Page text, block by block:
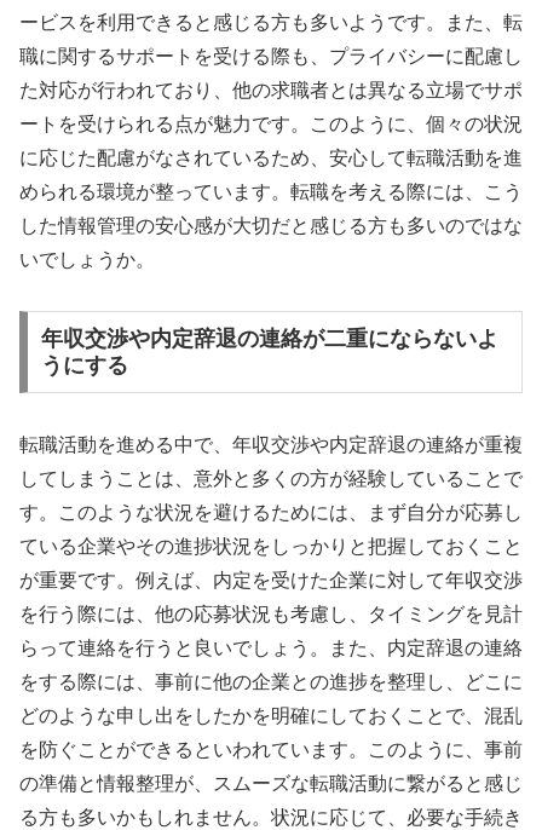
ービスを利用できると感じる方も多いようです。また、転
職に関するサポートを受ける際も、プライバシーに配慮し
た対応が行われており、他の求職者とは異なる立場でサポ
ートを受けられる点が魅力です。このように、個々の状況
に応じた配慮がなされているため、安心して転職活動を進
められる環境が整っています。転職を考える際には、こう
した情報管理の安心感が大切だと感じる方も多いのではな
いでしょうか。
年収交渉や内定辞退の連絡が二重にならないよ
うにする
転職活動を進める中で、年収交渉や内定辞退の連絡が重複
してしまうことは、意外と多くの方が経験していることで
す。このような状況を避けるためには、まず自分が応募し
ている企業やその進捗状況をしっかりと把握しておくこと
が重要です。例えば、内定を受けた企業に対して年収交渉
を行う際には、他の応募状況も考慮し、タイミングを見計
らって連絡を行うと良いでしょう。また、内定辞退の連絡
をする際には、事前に他の企業との進捗を整理し、どこに
どのような申し出をしたかを明確にしておくことで、混乱
を防ぐことができるといわれています。このように、事前
の準備と情報整理が、スムーズな転職活動に繋がると感じ
る方も多いかもしれません。状況に応じて、必要な手続き